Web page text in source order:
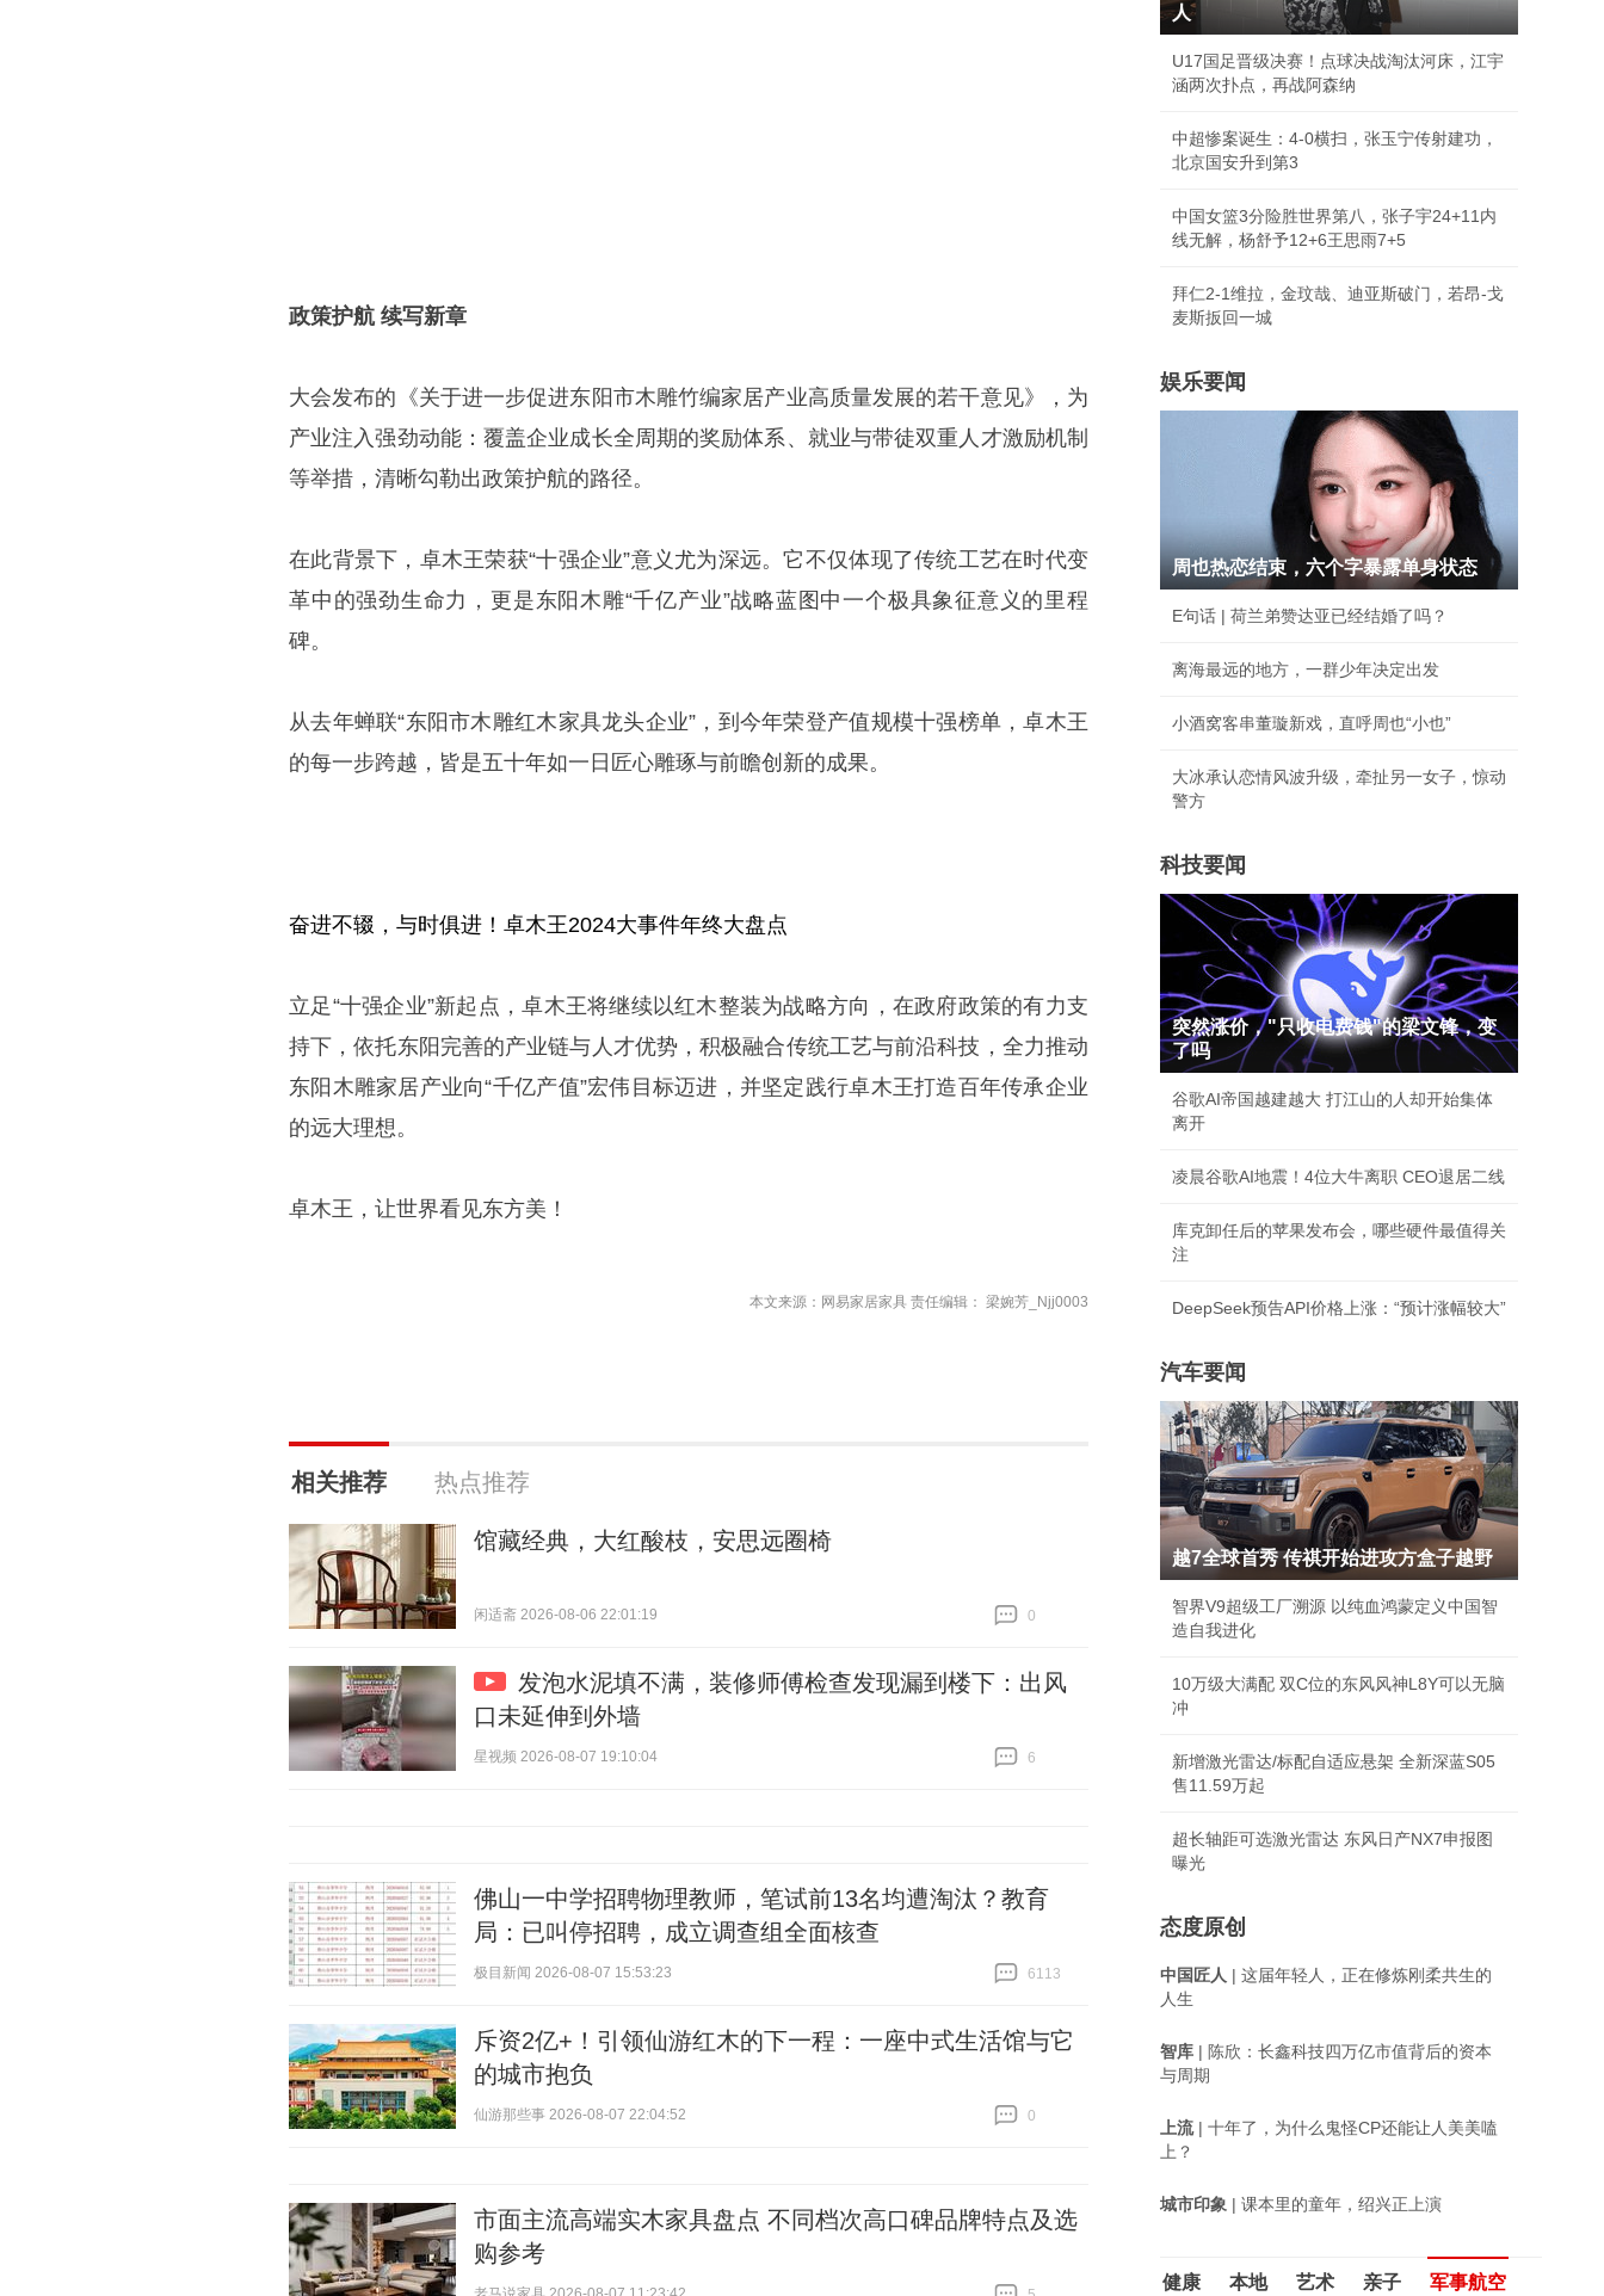
政策护航 续写新章
大会发布的《关于进一步促进东阳市木雕竹编家居产业高质量发展的若干意见》，为
产业注入强劲动能：覆盖企业成长全周期的奖励体系、就业与带徒双重人才激励机制
等举措，清晰勾勒出政策护航的路径。
在此背景下，卓木王荣获“十强企业”意义尤为深远。它不仅体现了传统工艺在时代变
革中的强劲生命力，更是东阳木雕“千亿产业”战略蓝图中一个极具象征意义的里程
碑。
从去年蝉联“东阳市木雕红木家具龙头企业”，到今年荣登产值规模十强榜单，卓木王
的每一步跨越，皆是五十年如一日匠心雕琢与前瞻创新的成果。
奋进不辍，与时俱进！卓木王2024大事件年终大盘点
立足“十强企业”新起点，卓木王将继续以红木整装为战略方向，在政府政策的有力支
持下，依托东阳完善的产业链与人才优势，积极融合传统工艺与前沿科技，全力推动
东阳木雕家居产业向“千亿产值”宏伟目标迈进，并坚定践行卓木王打造百年传承企业
的远大理想。
卓木王，让世界看见东方美！
本文来源：网易家居家具 责任编辑： 梁婉芳_Njj0003
相关推荐 热点推荐
馆藏经典，大红酸枝，安思远圈椅
闲适斋 2026-08-06 22:01:19
0
发泡水泥填不满，装修师傅检查发现漏到楼下：出风
口未延伸到外墙
星视频 2026-08-07 19:10:04
6
佛山一中学招聘物理教师，笔试前13名均遭淘汰？教育
局：已叫停招聘，成立调查组全面核查
极目新闻 2026-08-07 15:53:23
6113
斥资2亿+！引领仙游红木的下一程：一座中式生活馆与它
的城市抱负
仙游那些事 2026-08-07 22:04:52
0
市面主流高端实木家具盘点 不同档次高口碑品牌特点及选
购参考
人
U17国足晋级决赛！点球决战淘汰河床，江宇
涵两次扑点，再战阿森纳
中超惨案诞生：4-0横扫，张玉宁传射建功，
北京国安升到第3
中国女篮3分险胜世界第八，张子宇24+11内
线无解，杨舒予12+6王思雨7+5
拜仁2-1维拉，金玟哉、迪亚斯破门，若昂-戈
麦斯扳回一城
娱乐要闻
周也热恋结束，六个字暴露单身状态
E句话 | 荷兰弟赞达亚已经结婚了吗？
离海最远的地方，一群少年决定出发
小酒窝客串董璇新戏，直呼周也“小也”
大冰承认恋情风波升级，牵扯另一女子，惊动
警方
科技要闻
突然涨价，"只收电费钱"的梁文锋，变
了吗
谷歌AI帝国越建越大 打江山的人却开始集体
离开
凌晨谷歌AI地震！4位大牛离职 CEO退居二线
库克卸任后的苹果发布会，哪些硬件最值得关
注
DeepSeek预告API价格上涨：“预计涨幅较大”
汽车要闻
越7全球首秀 传祺开始进攻方盒子越野
智界V9超级工厂溯源 以纯血鸿蒙定义中国智
造自我进化
10万级大满配 双C位的东风风神L8Y可以无脑
冲
新增激光雷达/标配自适应悬架 全新深蓝S05
售11.59万起
超长轴距可选激光雷达 东风日产NX7申报图
曝光
态度原创
中国匠人 | 这届年轻人，正在修炼刚柔共生的
人生
智库 | 陈欣：长鑫科技四万亿市值背后的资本
与周期
上流| 十年了，为什么鬼怪CP还能让人美美嗑
上？
城市印象 | 课本里的童年，绍兴正上演
健康 本地 艺术 亲子 军事航空